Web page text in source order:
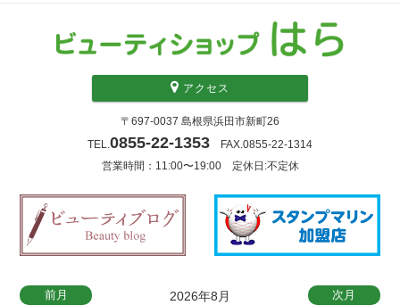
前月 2026年8月 次月
アクセス
〒697-0037 島根県浜田市新町26
TEL. 0855-22-1353 FAX.0855-22-1314
営業時間：11:00〜19:00 定休日:不定休